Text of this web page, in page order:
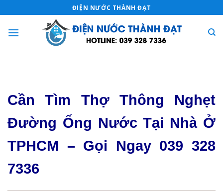
to
content
ĐIỆN NƯỚC THÀNH ĐẠT
Cần Tìm Thợ Thông Nghẹt
Đường Ống Nước Tại Nhà Ở
TPHCM – Gọi Ngay 039 328
7336